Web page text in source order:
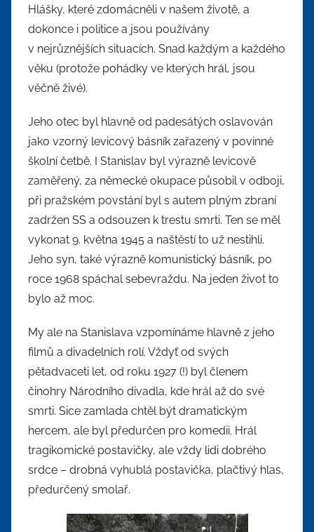
Hlášky, které zdomácněli v našem životě, a
dokonce i politice a jsou používány
v nejrůznějších situacích. Snad každým a každého
věku (protože pohádky ve kterých hrál, jsou
věčně živé).
Jeho otec byl hlavně od padesátých oslavován
jako vzorný levicový básník zařazený v povinné
školní četbě. I Stanislav byl výrazně levicově
zaměřený, za německé okupace působil v odboji,
při pražském povstání byl s autem plným zbraní
zadržen SS a odsouzen k trestu smrti. Ten se měl
vykonat 9. května 1945 a naštěstí to už nestihli.
Jeho syn, také výrazně komunistický básník, po
roce 1968 spáchal sebevraždu. Na jeden život to
bylo až moc.
My ale na Stanislava vzpomínáme hlavně z jeho
filmů a divadelních rolí. Vždyť od svých
pětadvaceti let, od roku 1927 (!) byl členem
činohry Národního divadla, kde hrál až do své
smrti. Sice zamlada chtěl být dramatickým
hercem, ale byl předurčen pro komedii. Hrál
tragikomické postavičky, ale vždy lidi dobrého
srdce – drobná vyhublá postavička, plačtivý hlas,
předurčený smolař.